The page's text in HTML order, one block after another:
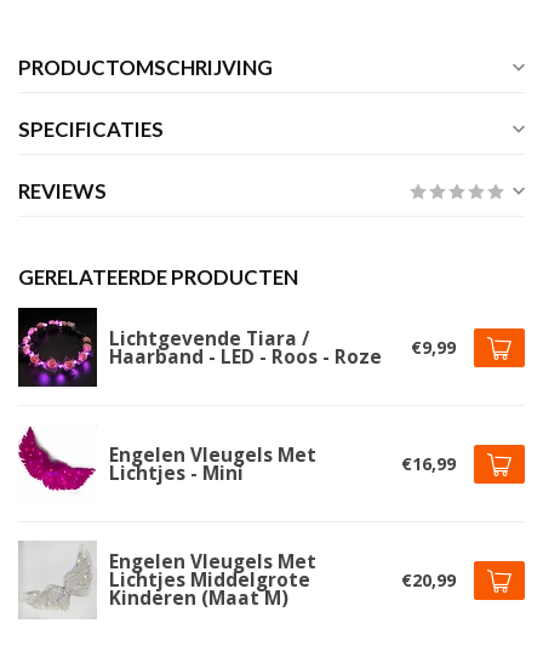
PRODUCTOMSCHRIJVING
SPECIFICATIES
REVIEWS
GERELATEERDE PRODUCTEN
Lichtgevende Tiara /
Haarband - LED - Roos - Roze €9,99
Engelen Vleugels Met
Lichtjes - Mini €16,99
Engelen Vleugels Met
Lichtjes Middelgrote
Kinderen (Maat M)
€20,99